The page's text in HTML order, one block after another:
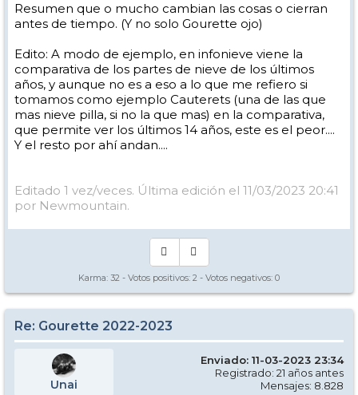
Resumen que o mucho cambian las cosas o cierran
antes de tiempo. (Y no solo Gourette ojo)
Edito: A modo de ejemplo, en infonieve viene la
comparativa de los partes de nieve de los últimos
años, y aunque no es a eso a lo que me refiero si
tomamos como ejemplo Cauterets (una de las que
mas nieve pilla, si no la que mas) en la comparativa,
que permite ver los últimos 14 años, este es el peor....
Y el resto por ahí andan....
Editado 1 vez/veces. Última edición el 11/03/2023 20:41
por Newmountain.
Karma: 32 - Votos positivos: 2 - Votos negativos: 0
Re: Gourette 2022-2023
Unai
Enviado: 11-03-2023 23:34
Registrado: 21 años antes
Mensajes: 8.828